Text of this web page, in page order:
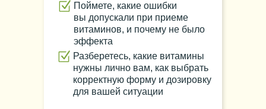
Разберетесь, какие витамины
нужны лично вам, как выбрать
корректную форму и дозировку
для вашей ситуации
Поймете, какие ошибки
вы допускали при приеме
витаминов, и почему не было
эффекта